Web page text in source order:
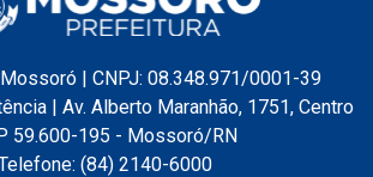
| CNPJ: 08.348.971/0001-39
| Av. Alberto Maranhão, 1751, Centro
59.600-195 - Mossoró/RN
(84) 2140-6000